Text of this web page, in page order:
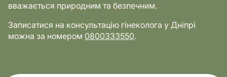
вважається природним та безпечним.
Записатися на консультацію гінеколога у Дніпрі
можна за номером 0800333550.